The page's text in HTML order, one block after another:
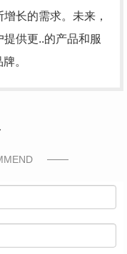
长的需求。未来，
供更..的产品和服
。